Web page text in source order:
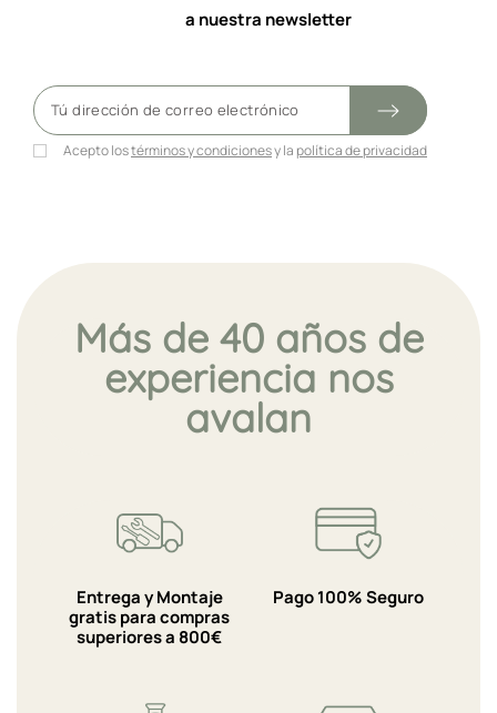
a nuestra newsletter
Acepto lostérminos y condicionesy la política de privacidad
Más de 40 años de
experiencia nos
avalan
Entrega y Montaje
gratis para compras
superiores a 800€
Pago 100% Seguro